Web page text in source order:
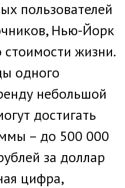
пользователей
Нью-Йорк
жизни.
одного
небольшой
достигать
– до 500 000
за доллар
цифра,